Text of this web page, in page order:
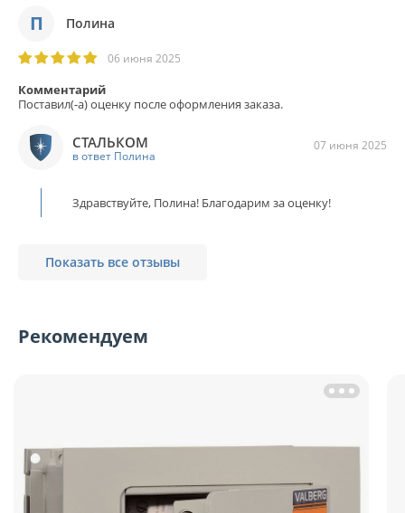
П Полина
06 июня 2025
Комментарий
Поставил(-а) оценку после оформления заказа.
07 июня 2025
СТАЛЬКОМ
в ответ Полина
Здравствуйте, Полина! Благодарим за оценку!
Показать все отзывы
Рекомендуем